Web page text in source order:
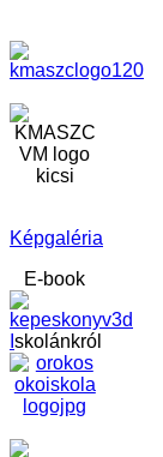
Képgaléria
E-book
skolánkról